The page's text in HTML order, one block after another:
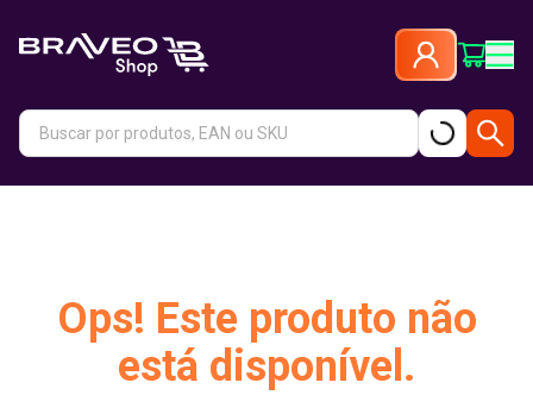
Ops! Este produto não
está disponível.